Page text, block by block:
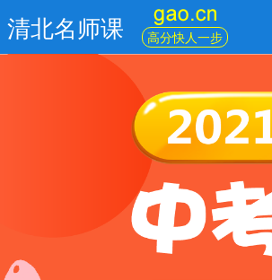
清北名师课 高分快人一步